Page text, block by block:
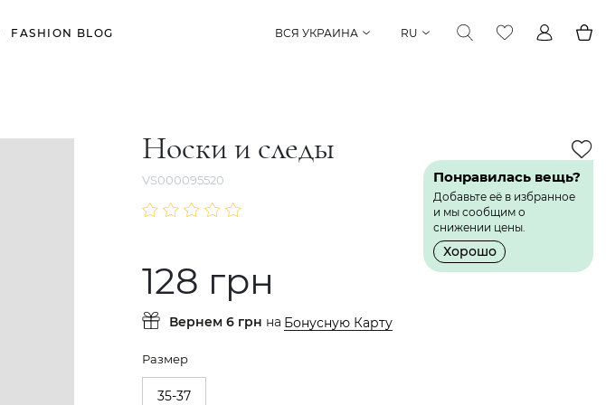
FASHION BLOG ВСЯ УКРАИНА RU
Носки и следы
VS000095520 Понравилась вещь?
Добавьте её в избранное
и мы сообщим о
снижении цены.
Хорошо
128 грн
Вернем 6 грн на Бонусную Карту
Размер
35-37